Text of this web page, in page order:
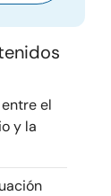
el
y la